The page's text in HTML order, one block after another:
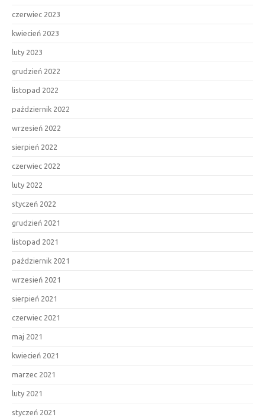
czerwiec 2023
kwiecień 2023
luty 2023
grudzień 2022
listopad 2022
październik 2022
wrzesień 2022
sierpień 2022
czerwiec 2022
luty 2022
styczeń 2022
grudzień 2021
listopad 2021
październik 2021
wrzesień 2021
sierpień 2021
czerwiec 2021
maj 2021
kwiecień 2021
marzec 2021
luty 2021
styczeń 2021